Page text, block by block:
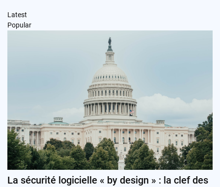
Latest
Popular
La sécurité logicielle « by design » : la clef des